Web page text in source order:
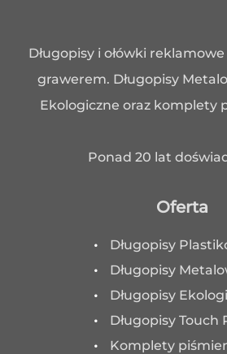
Długopisy i ołówki
grawerem. Długopisy
Ekologiczne oraz komplety
Ponad 20 lat
Oferta
Długopisy
Długopisy
Długopisy
Długopisy Touch
Komplety